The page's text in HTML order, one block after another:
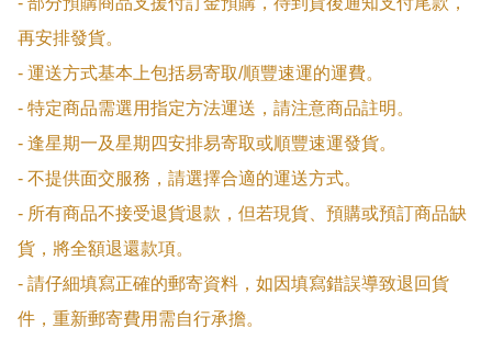
再安排發貨。
- 運送方式基本上包括易寄取/順豐速運的運費。
- 特定商品需選用指定方法運送，請注意商品註明。
- 逢星期一及星期四安排易寄取或順豐速運發貨。
- 不提供面交服務，請選擇合適的運送方式。
- 所有商品不接受退貨退款，但若現貨、預購或預訂商品缺
貨，將全額退還款項。
- 請仔細填寫正確的郵寄資料，如因填寫錯誤導致退回貨
件，重新郵寄費用需自行承擔。